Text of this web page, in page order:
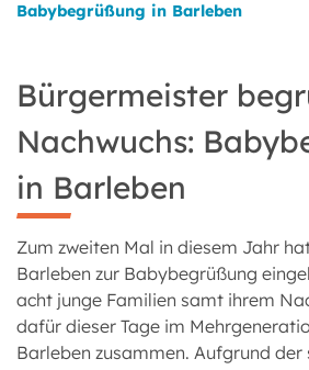
Babybegrüßung in Barleben
Bürgermeister
Nachwuchs:
in Barleben
Zum zweiten Mal in diesem Jahr
Barleben zur Babybegrüßung
acht junge Familien samt ihrem
dafür dieser Tage im
Barleben zusammen. Aufgrund